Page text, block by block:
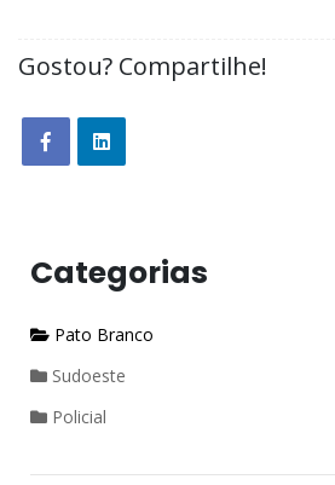
Gostou? Compartilhe!
Categorias
Pato Branco
Sudoeste
Policial